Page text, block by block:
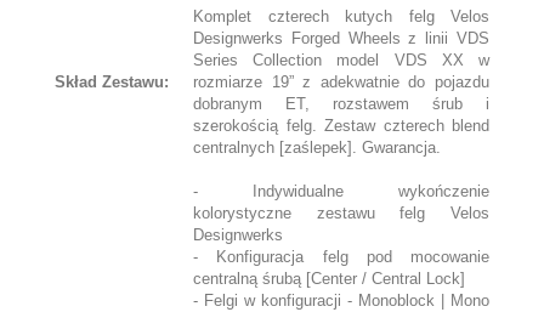
Skład Zestawu:
Komplet czterech kutych felg Velos
Designwerks Forged Wheels z linii VDS
Series Collection model VDS XX w
rozmiarze 19” z adekwatnie do pojazdu
dobranym ET, rozstawem śrub i
szerokością felg. Zestaw czterech blend
centralnych [zaślepek]. Gwarancja.
- Indywidualne wykończenie
kolorystyczne zestawu felg Velos
Designwerks
- Konfiguracja felg pod mocowanie
centralną śrubą [Center / Central Lock]
- Felgi w konfiguracji - Monoblock | Mono